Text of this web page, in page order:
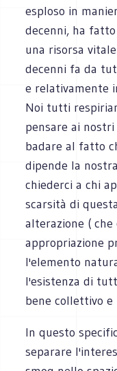
esploso in
decenni, ha
una risorsa
decenni fa da
e relativamente
Noi tutti
pensare ai
badare al fatto
dipende la
chiederci a chi
scarsità di
alterazione (
appropriazione
l'elemento
l'esistenza di
bene collettivo e
In questo
separare